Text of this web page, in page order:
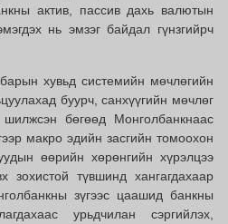
актив, пассив дахь валютын
нь эмзэг байдал гүнзгийрч
хувьд системийн мөчлөгийн
буурч, санхүүгийн мөчлөг
бөгөөд Монголбанкнаас
макро эдийн засгийн томоохон
өөрийн хөрөнгийн хүрэлцээ
зохистой түвшинд хангагдахаар
зүгээс цаашид банкны
урьдчилан сэргийлэх,